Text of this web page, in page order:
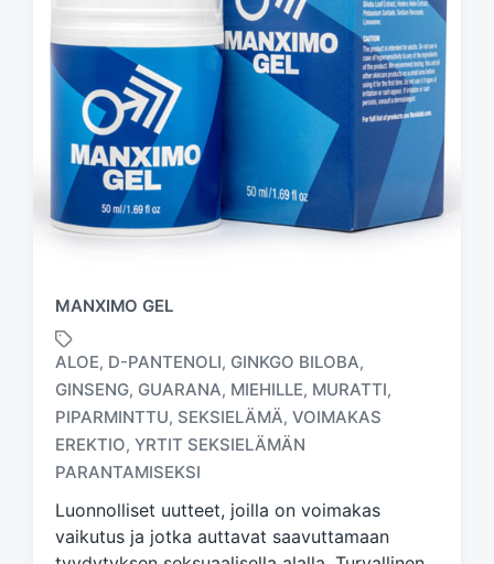
MANXIMO GEL
T
a
g
e
d
w
ALOE, D-PANTENOLI, GINKGO BILOBA,
GINSENG, GUARANA, MIEHILLE, MURATTI,
PIPARMINTTU, SEKSIELÄMÄ, VOIMAKAS
EREKTIO, YRTIT SEKSIELÄMÄN
PARANTAMISEKSI
Luonnolliset uutteet, joilla on voimakas
vaikutus ja jotka auttavat saavuttamaan